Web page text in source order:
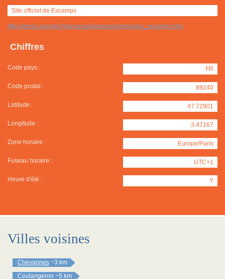
Site officiel de Escamps
http://perso.orange.fr/payscoulangeois/communes_escamps.htm
Chiffres
Code pays : FR
Code postal : 89240
Latitude : 47.72901
Longitude : 3.47167
Zone horaire : Europe/Paris
Fuseau horaire : UTC+1
Heure d'été : Y
Villes voisines
Chevannes ~3 km
Coulangeron ~5 km